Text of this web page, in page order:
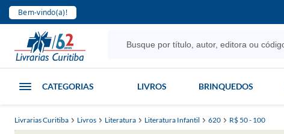
Bem-vindo(a)!
CATEGORIAS LIVROS BRINQUEDOS
Livrarias Curitiba Livros Literatura Literatura Infantil 620 R$ 50 - 100